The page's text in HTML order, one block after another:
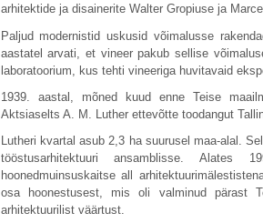
arhitektide ja disainerite Walter Gropiuse ja
Paljud modernistid uskusid võimalusse
aastatel arvati, et vineer pakub sellise
laboratoorium, kus tehti vineeriga huvitavaid
1939. aastal, mõned kuud enne Teise
Aktsiaselts A. M. Luther ettevõtte toodangut
Lutheri kvartal asub 2,3 ha suurusel maa-alal.
tööstusarhitektuuri ansamblisse.
hoonedmuinsuskaitse all
osa hoonestusest, mis oli valminud pärast
arhitektuurilist väärtust.